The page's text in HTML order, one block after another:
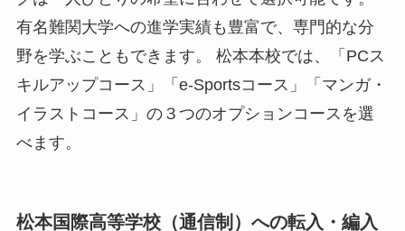
有名難関大学への進学実績も豊富で、専門的な分
野を学ぶこともできます。 松本本校では、「PCス
キルアップコース」「e-Sportsコース」「マンガ・
イラストコース」の３つのオプションコースを選
べます。
松本国際高等学校（通信制）への転入・編入